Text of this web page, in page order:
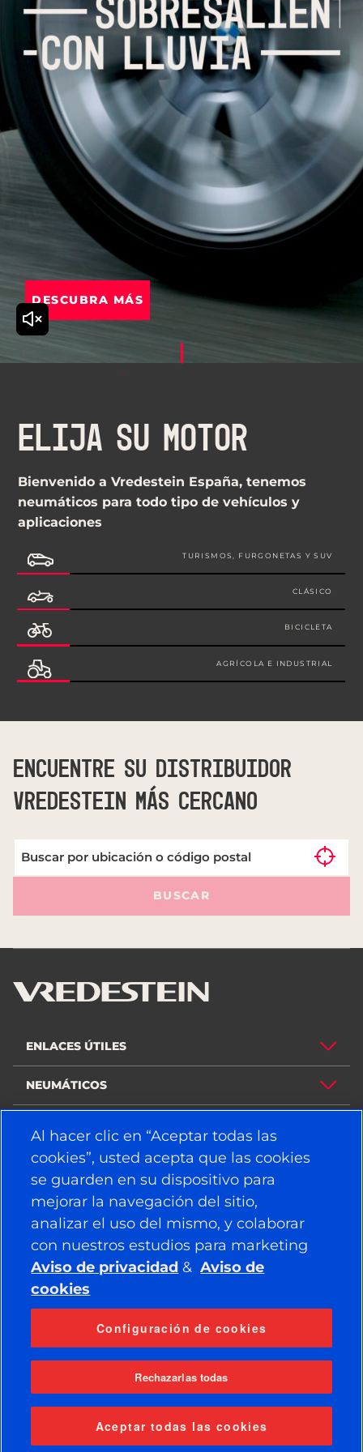
DESCUBRA MÁS
ELIJA SU MOTOR
Bienvenido a Vredestein España, tenemos
neumáticos para todo tipo de vehículos y
aplicaciones
TURISMOS, FURGONETAS Y SUV
CLÁSICO
BICICLETA
AGRÍCOLA E INDUSTRIAL
ENCUENTRE SU DISTRIBUIDOR
VREDESTEIN MÁS CERCANO
BUSCAR
ENLACES ÚTILES
NEUMÁTICOS
EMPRESA
PUEDE ENCONTRARNOS EN
Facebook
YouTube
Instagram
LinkedIn
© 2026 APOLLO TYRES LTD
Al hacer clic en “Aceptar todas las
cookies”, usted acepta que las cookies
se guarden en su dispositivo para
mejorar la navegación del sitio,
analizar el uso del mismo, y colaborar
con nuestros estudios para marketing
Aviso de privacidad & Aviso de
cookies
Configuración de cookies
Rechazarlas todas
Aceptar todas las cookies